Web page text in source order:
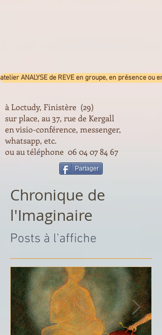
atelier ANALYSE de REVE en groupe, en présence ou
à Loctudy, Finistère (29)
sur place, au 37, rue de Kergall
en visio-conférence, messenger,
whatsapp, etc.
ou au téléphone 06 04 07 84 67
Partager
Chronique de
l'Imaginaire
Posts à l'affiche